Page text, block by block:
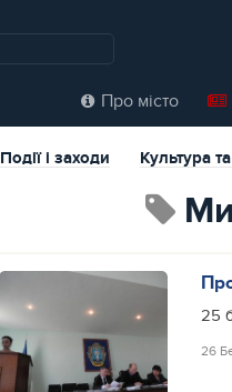
Про місто
Події і заходи Культура
25
26